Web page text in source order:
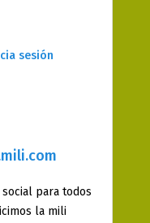
para todos
la mili
sesión